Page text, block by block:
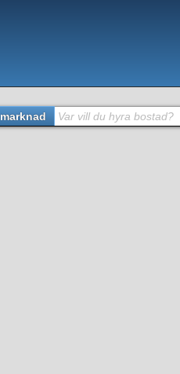
Var vill du hyra bostad?